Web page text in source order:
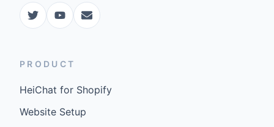
PRODUCT
HeiChat for Shopify
Website Setup